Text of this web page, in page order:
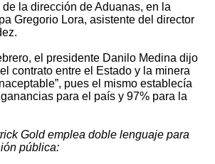
la dirección de Aduanas, en la
Gregorio Lora, asistente del director
el presidente Danilo Medina dijo
contrato entre el Estado y la minera
pues el mismo establecía
para el país y 97% para la
Gold emplea doble lenguaje para
pública: